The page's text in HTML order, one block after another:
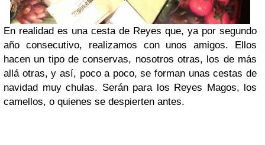
En realidad es una cesta de Reyes que, ya por segundo
año consecutivo, realizamos con unos amigos. Ellos
hacen un tipo de conservas, nosotros otras, los de más
allá otras, y así, poco a poco, se forman unas cestas de
navidad muy chulas. Serán para los Reyes Magos, los
camellos, o quienes se despierten antes.